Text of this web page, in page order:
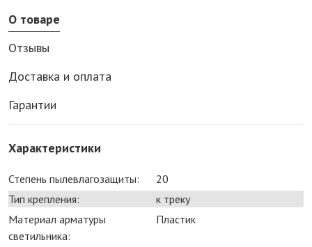
О товаре
Отзывы
Доставка и оплата
Гарантии
Характеристики
Степень пылевлагозащиты:
20
Тип крепления:
к треку
Материал арматуры
светильника:
Пластик